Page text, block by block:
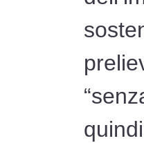
quindi